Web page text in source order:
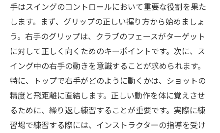
手はスイングのコントロールにおいて重要な役割を果た
します。まず、グリップの正しい握り方から始めましょ
う。右手のグリップは、クラブのフェースがターゲット
に対して正しく向くためのキーポイントです。次に、ス
イング中の右手の動きを意識することが求められます。
特に、トップで右手がどのように動くかは、ショットの
精度と飛距離に直結します。正しい動作を体に覚えさせ
るために、繰り返し練習することが重要です。実際に練
習場で練習する際には、インストラクターの指導を受け